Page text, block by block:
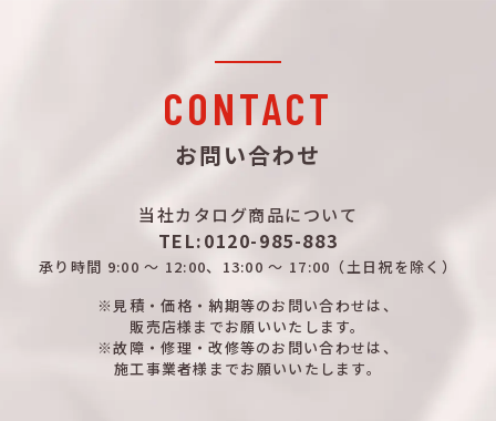
CONTACT
お問い合わせ
当社カタログ商品について
TEL:0120-985-883
承り時間 9:00 ～ 12:00、13:00 ～ 17:00 （土日祝を除く）
※見積・価格・納期等のお問い合わせは、
販売店様までお願いいたします。
※故障・修理・改修等のお問い合わせは、
施工事業者様までお願いいたします。